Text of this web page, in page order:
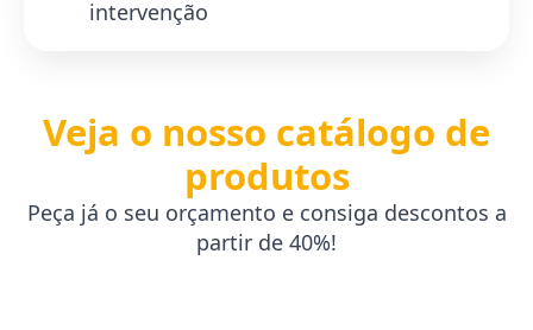
intervenção
Veja o nosso catálogo de
produtos
Peça já o seu orçamento e consiga descontos a
partir de 40%!